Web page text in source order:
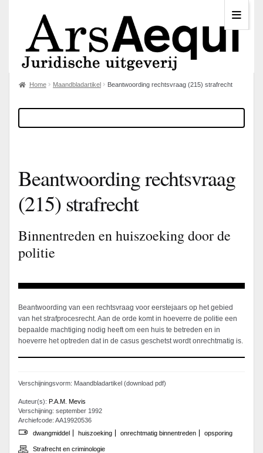
Home Maandbladartikel Beantwoording rechtsvraag (215) strafrecht
Beantwoording rechtsvraag
(215) strafrecht
Binnentreden en huiszoeking door de
politie
Beantwoording van een rechtsvraag voor eerstejaars op het gebied
van het strafprocesrecht. Aan de orde komt in hoeverre de politie een
bepaalde machtiging nodig heeft om een huis te betreden en in
hoeverre het optreden dat in de casus geschetst wordt onrechtmatig is.
Verschijningsvorm: Maandbladartikel (download pdf)
Auteur(s): P.A.M. Mevis
Verschijning: september 1992
Archiefcode: AA19920536
dwangmiddel
huiszoeking onrechtmatig binnentreden opsporing
Strafrecht en criminologie